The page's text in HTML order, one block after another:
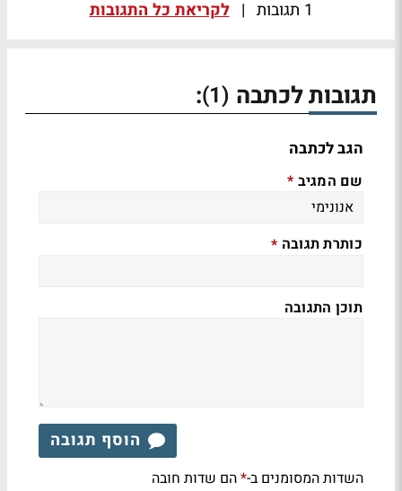
1 תגובות | לקריאת כל התגובות
תגובות לכתבה (1)
:
הגב לכתבה
שם המגיב *
כותרת תגובה *
תוכן התגובה
הוסף תגובה
השדות המסומנים ב-*הם שדות חובה